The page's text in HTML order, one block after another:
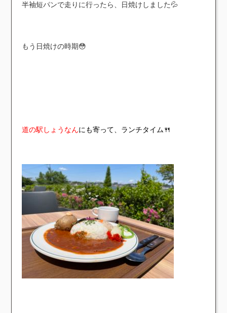
半袖短パンで走りに行ったら、日焼けしました💦
もう日焼けの時期😳
道の駅しょうなんにも寄って、ランチタイム🍴